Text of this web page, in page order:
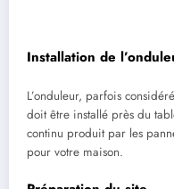
Installation de
L’onduleur, parfois
doit être installé près du
continu produit par les
pour votre maison.